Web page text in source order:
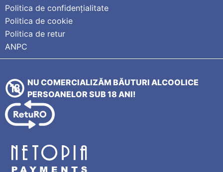
Politica de confidențialitate
Politica de cookie
Politica de retur
ANPC
NU COMERCIALIZĂM BĂUTURI ALCOOLICE
PERSOANELOR SUB 18 ANI!